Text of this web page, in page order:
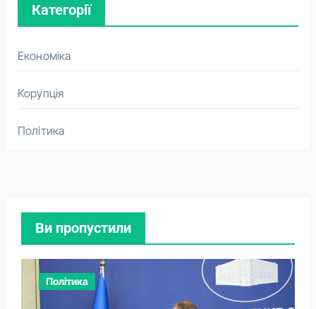
Категорії
Економіка
Корупція
Політика
Ви пропустили
Політика